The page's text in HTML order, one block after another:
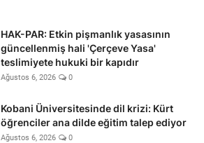
HAK-PAR: Etkin pişmanlık yasasının
güncellenmiş hali 'Çerçeve Yasa'
teslimiyete hukuki bir kapıdır
Ağustos 6, 2026 0
Kobani Üniversitesinde dil krizi: Kürt
öğrenciler ana dilde eğitim talep ediyor
Ağustos 6, 2026 0